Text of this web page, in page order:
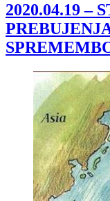
2020.04.19 –